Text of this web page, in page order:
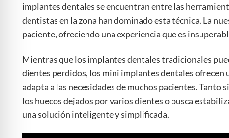
implantes dentales se encuentran entre las
dentistas en la zona han dominado esta técnica. La
paciente, ofreciendo una experiencia que es
Mientras que los implantes dentales tradicionales
dientes perdidos, los mini implantes dentales ofrecen
adapta a las necesidades de muchos pacientes.
los huecos dejados por varios dientes o busca
una solución inteligente y simplificada.